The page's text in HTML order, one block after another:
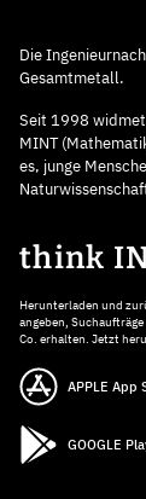
Die
Gesamtmetall.
Seit 1998 widmet
MINT
es, junge
think
Herunterladen und
angeben,
Co. erhalten. Jetzt
APPLE App
GOOGLE